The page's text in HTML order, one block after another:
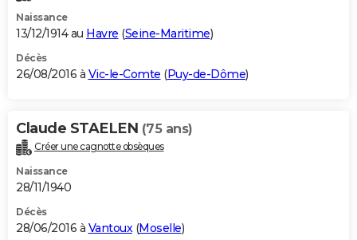
Naissance
13/12/1914 au Havre (Seine-Maritime)
Décès
26/08/2016 à Vic-le-Comte (Puy-de-Dôme)
Claude STAELEN (75 ans)
Créer une cagnotte obsèques
Naissance
28/11/1940
Décès
28/06/2016 à Vantoux(Moselle)